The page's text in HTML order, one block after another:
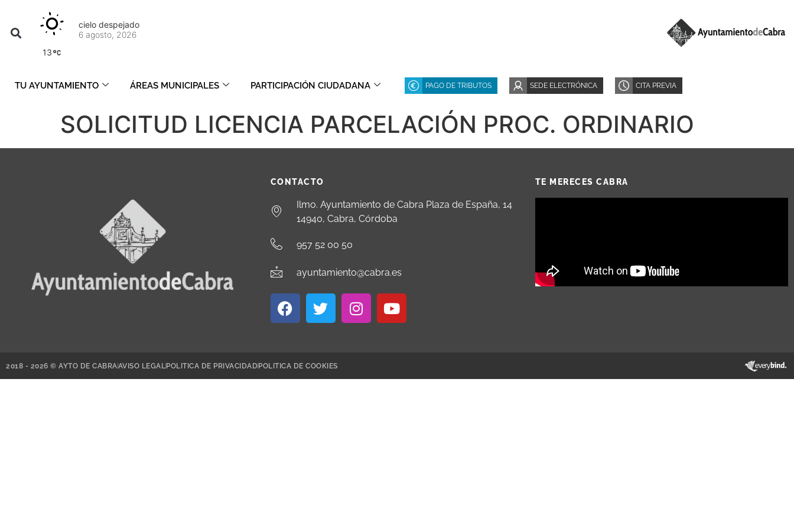
13
cielo despejado
6 agosto, 2026
TU AYUNTAMIENTO ÁREAS MUNICIPALES PARTICIPACIÓN CIUDADANA PAGO DE TRIBUTOS SEDE ELECTRÓNICA CITA PREVIA
SOLICITUD LICENCIA PARCELACIÓN PROC. ORDINARIO
CONTACTO
Ilmo. Ayuntamiento de Cabra Plaza de España, 14
14940, Cabra, Córdoba
957 52 00 50
ayuntamiento@cabra.es
TE MERECES CABRA
2018 - 2026 © AYTO DE CABRAAVISO LEGAL POLITICA DE PRIVACIDAD POLITICA DE COOKIES